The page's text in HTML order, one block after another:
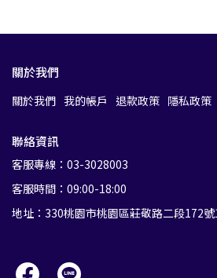
關於我們
關於我們 我的帳戶 退款政策 隱私政策
聯絡資訊
客服專線：03-3028003
客服時間：09:00-18:00
地址：330桃園市桃園區莊敬路二段172